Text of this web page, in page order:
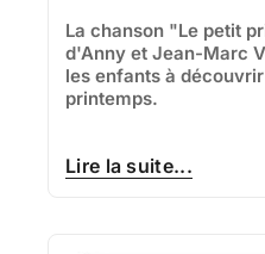
La chanson "Le petit
d'Anny et Jean-Marc
les enfants à
printemps.
Lire la suite...